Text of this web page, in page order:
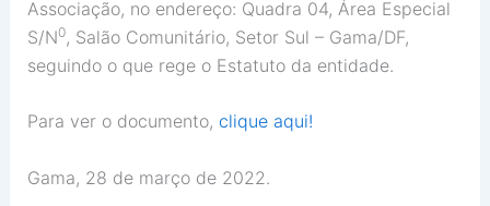
Associação, no endereço: Quadra 04, Área Especial
S/N0, Salão Comunitário, Setor Sul – Gama/DF,
seguindo o que rege o Estatuto da entidade.
Para ver o documento, clique aqui!
Gama, 28 de março de 2022.